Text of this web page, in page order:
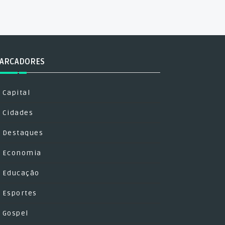
Capital
Cidades
Destaques
Economia
Educação
Esportes
Gospel